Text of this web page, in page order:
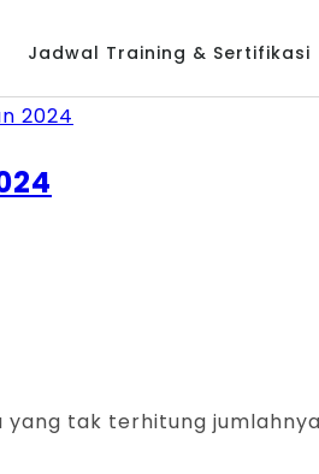
Jadwal Training & Sertifikasi
tak terhitung